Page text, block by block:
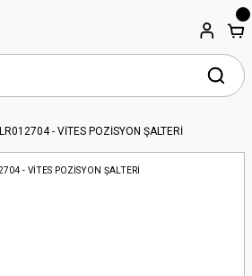
LR012704 - VİTES POZİSYON ŞALTERİ